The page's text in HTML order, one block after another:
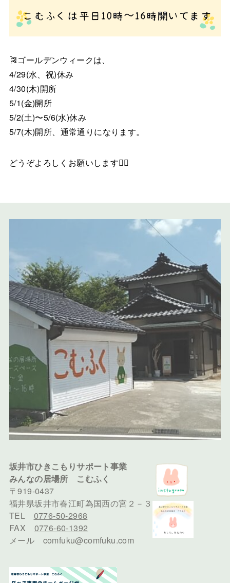
🎏ゴールデンウィークは、
4/29(水、祝)休み
4/30(木)開所
5/1(金)開所
5/2(土)〜5/6(水)休み
5/7(木)開所、通常通りになります。
どうぞよろしくお願いします🙇‍♀️
坂井市ひきこもりサポート事業
みんなの居場所 こむふく
〒919-0437
福井県坂井市春江町為国西の宮２－３
TEL 0776-50-2968
FAX 0776-60-1392
メール comfuku@comfuku.com